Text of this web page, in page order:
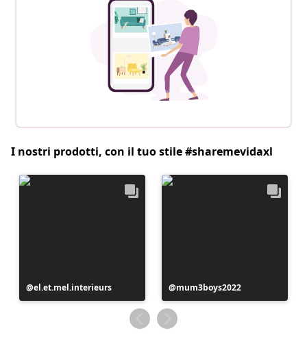
I nostri prodotti, con il tuo stile #sharemevidaxl
Post
pubblicato
el.et.mel.interieurs
Post
pubblicato
da
mum3boys2022